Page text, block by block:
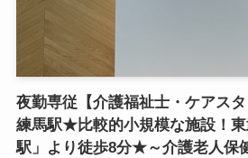
夜勤専従【介護福祉士・ケアス
練馬駅★比較的小規模な施設！
駅」より徒歩8分★～介護老人保